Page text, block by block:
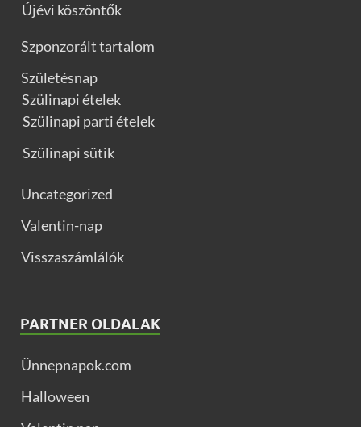
Újévi köszöntők
Szponzorált tartalom
Születésnap
Szülinapi ételek
Szülinapi parti ételek
Szülinapi sütik
Uncategorized
Valentin-nap
Visszaszámlálók
PARTNER OLDALAK
Ünnepnapok.com
Halloween